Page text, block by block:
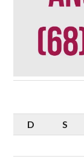
D
S